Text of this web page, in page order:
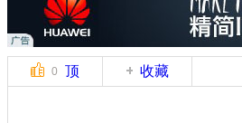
0 顶 收藏